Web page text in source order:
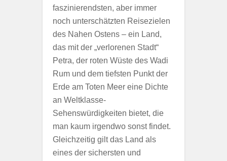
faszinierendsten, aber immer
noch unterschätzten Reisezielen
des Nahen Ostens – ein Land,
das mit der „verlorenen Stadt“
Petra, der roten Wüste des Wadi
Rum und dem tiefsten Punkt der
Erde am Toten Meer eine Dichte
an Weltklasse-
Sehenswürdigkeiten bietet, die
man kaum irgendwo sonst findet.
Gleichzeitig gilt das Land als
eines der sichersten und